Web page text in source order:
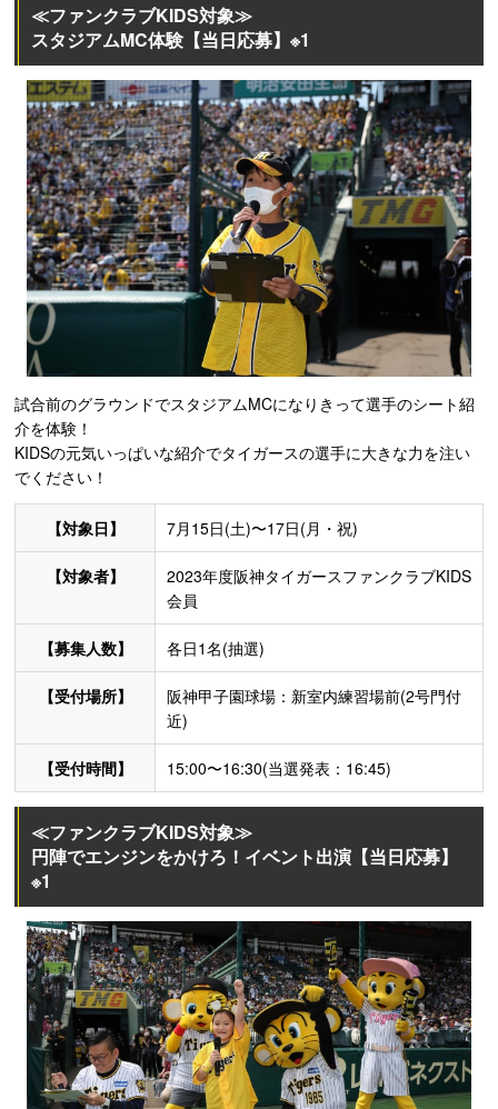
≪ファンクラブKIDS対象≫
スタジアムMC体験【当日応募】※1
試合前のグラウンドでスタジアムMCになりきって選手のシート紹
介を体験！
KIDSの元気いっぱいな紹介でタイガースの選手に大きな力を注い
でください！
【対象日】 7月15日(土)〜17日(月・祝)
【対象者】
2023年度阪神タイガースファンクラブKIDS
会員
【募集人数】 各日1名(抽選)
【受付場所】
阪神甲子園球場：新室内練習場前(2号門付
近)
【受付時間】 15:00〜16:30(当選発表：16:45)
≪ファンクラブKIDS対象≫
円陣でエンジンをかけろ！イベント出演【当日応募】
※1